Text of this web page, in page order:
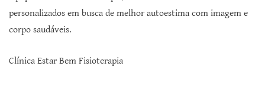
personalizados em busca de melhor autoestima com imagem e
corpo saudáveis.
Clínica Estar Bem Fisioterapia